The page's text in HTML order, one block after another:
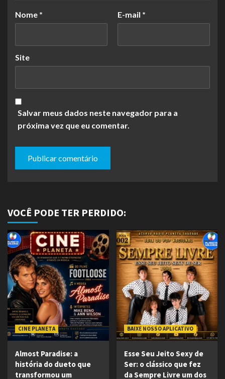
Nome * E-mail *
Site
Salvar meus dados neste navegador para a
próxima vez que eu comentar.
VOCÊ PODE TER PERDIDO:
CINE PLANETA
Almost Paradise: a
história do dueto que
transformou um
BAIXE NOSSO APLICATIVO
Esse Seu Jeito Sexy de
Ser: o clássico que fez
da Sempre Livre um dos